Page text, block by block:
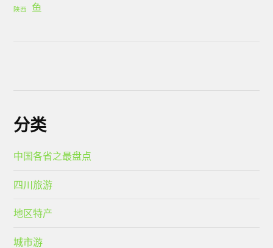
陕西 鱼
分类
中国各省之最盘点
四川旅游
地区特产
城市游